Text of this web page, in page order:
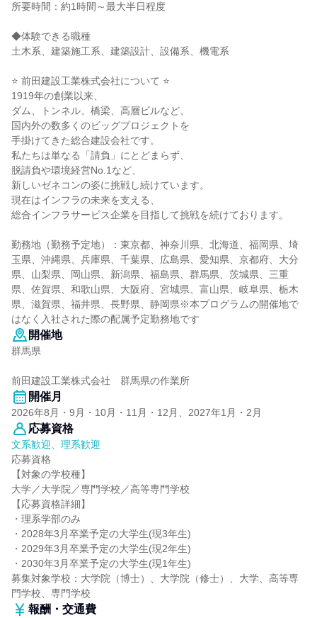
所要時間：約1時間～最大半日程度
◆体験できる職種
土木系、建築施工系、建築設計、設備系、機電系
⭐ 前田建設工業株式会社について ⭐
1919年の創業以来、
ダム、トンネル、橋梁、高層ビルなど、
国内外の数多くのビッグプロジェクトを
手掛けてきた総合建設会社です。
私たちは単なる「請負」にとどまらず、
脱請負や環境経営No.1など、
新しいゼネコンの姿に挑戦し続けています。
現在はインフラの未来を支える、
総合インフラサービス企業を目指して挑戦を続けております。
勤務地（勤務予定地）：東京都、神奈川県、北海道、福岡県、埼
玉県、沖縄県、兵庫県、千葉県、広島県、愛知県、京都府、大分
県、山梨県、岡山県、新潟県、福島県、群馬県、茨城県、三重
県、佐賀県、和歌山県、大阪府、宮城県、富山県、岐阜県、栃木
県、滋賀県、福井県、長野県、静岡県※本プログラムの開催地で
はなく入社された際の配属予定勤務地です
開催地
群馬県
前田建設工業株式会社 群馬県の作業所
開催月
2026年8月・9月・10月・11月・12月、2027年1月・2月
応募資格
文系歓迎、理系歓迎
応募資格
【対象の学校種】
大学／大学院／専門学校／高等専門学校
【応募資格詳細】
・理系学部のみ
・2028年3月卒業予定の大学生(現3年生)
・2029年3月卒業予定の大学生(現2年生)
・2030年3月卒業予定の大学生(現1年生)
募集対象学校：大学院（博士）、大学院（修士）、大学、高等専
門学校、専門学校
報酬・交通費